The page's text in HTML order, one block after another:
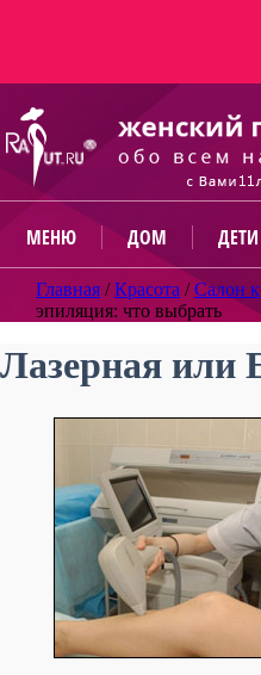
МЕНЮ ДОМ ДЕТИ
Главная /Красота /Салон
эпиляция: что выбрать
Лазерная или